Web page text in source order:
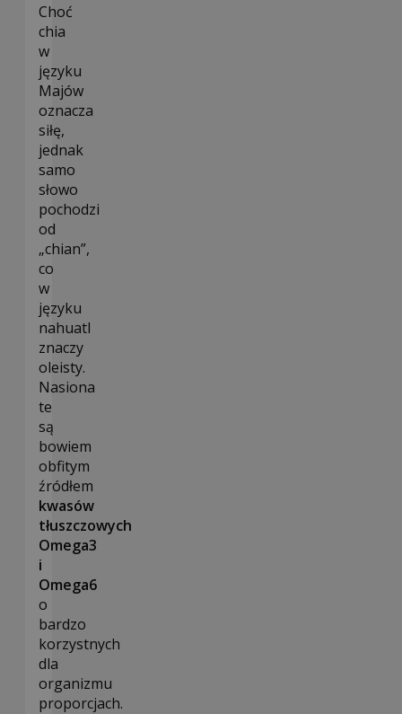
Choć
chia
w
języku
Majów
oznacza
siłę,
jednak
samo
słowo
pochodzi
od
„chian”,
co
w
języku
nahuatl
znaczy
oleisty.
Nasiona
te
są
bowiem
obfitym
źródłem
kwasów
tłuszczowych
Omega3
i
Omega6
o
bardzo
korzystnych
dla
organizmu
proporcjach.